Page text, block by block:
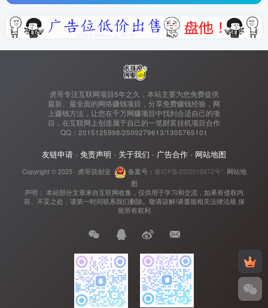
虎哥专注互联网项目5年之久，本站主要为您免费提供
最新、最全面的网络赚钱项目，分享免费赚钱经验，网
上赚钱方法，让您在千万网赚项目中找到合适自己的项
目，在互联网上创造属于自己的一笔财富挂机项目合作
QQ：2015125998/2509279613/1305765101
友链申请 - 免责声明 - 关于我们 - 广告合作 - 网站地图
Copyright © 2025 · 虎哥说创业 备案号： 豫ICP备2022018872号" ·网站地
图
声明： 本站部分文章来自互联网收集，仅供用于学习和交流，如果有侵权内
容、不妥之处，请第一时间联系我们删除。敬请谅解!请遵循相关法律法规 保
留所有权利